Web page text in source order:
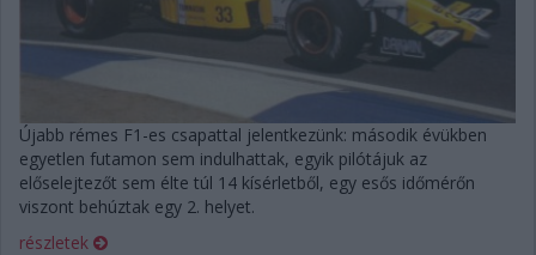
Újabb rémes F1-es csapattal jelentkezünk: második évükben
egyetlen futamon sem indulhattak, egyik pilótájuk az
előselejtezőt sem élte túl 14 kísérletből, egy esős időmérőn
viszont behúztak egy 2. helyet.
részletek